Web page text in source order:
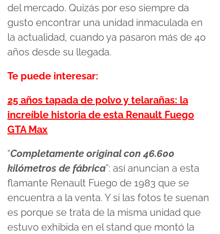
del mercado. Quizás por eso siempre da
gusto encontrar una unidad inmaculada en
la actualidad, cuando ya pasaron más de 40
años desde su llegada.
Te puede interesar:
25 años tapada de polvo y telarañas: la
increíble historia de esta Renault Fuego
GTA Max
“Completamente original con 46.600
kilómetros de fábrica”: así anuncian a esta
flamante Renault Fuego de 1983 que se
encuentra a la venta. Y si las fotos te suenan
es porque se trata de la misma unidad que
estuvo exhibida en el stand que montó la